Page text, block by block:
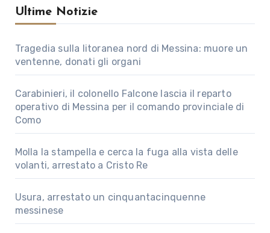
Ultime Notizie
Tragedia sulla litoranea nord di Messina: muore un
ventenne, donati gli organi
Carabinieri, il colonello Falcone lascia il reparto
operativo di Messina per il comando provinciale di
Como
Molla la stampella e cerca la fuga alla vista delle
volanti, arrestato a Cristo Re
Usura, arrestato un cinquantacinquenne
messinese